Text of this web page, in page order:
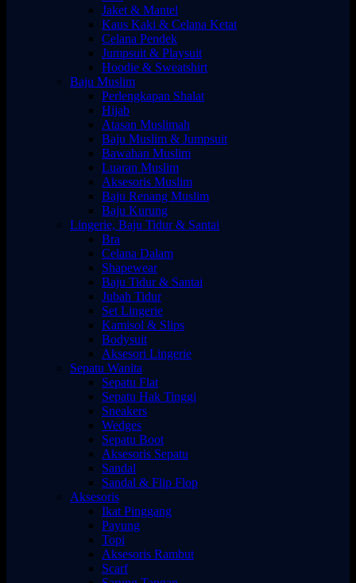
Jaket & Mantel
Kaus Kaki & Celana Ketat
Celana Pendek
Jumpsuit & Playsuit
Hoodie & Sweatshirt
Baju Muslim
Perlengkapan Shalat
Hijab
Atasan Muslimah
Baju Muslim & Jumpsuit
Bawahan Muslim
Luaran Muslim
Aksesoris Muslim
Baju Renang Muslim
Baju Kurung
Lingerie, Baju Tidur & Santai
Bra
Celana Dalam
Shapewear
Baju Tidur & Santai
Jubah Tidur
Set Lingerie
Kamisol & Slips
Bodysuit
Aksesori Lingerie
Sepatu Wanita
Sepatu Flat
Sepatu Hak Tinggi
Sneakers
Wedges
Sepatu Boot
Aksesoris Sepatu
Sandal
Sandal & Flip Flop
Aksesoris
Ikat Pinggang
Payung
Topi
Aksesoris Rambut
Scarf